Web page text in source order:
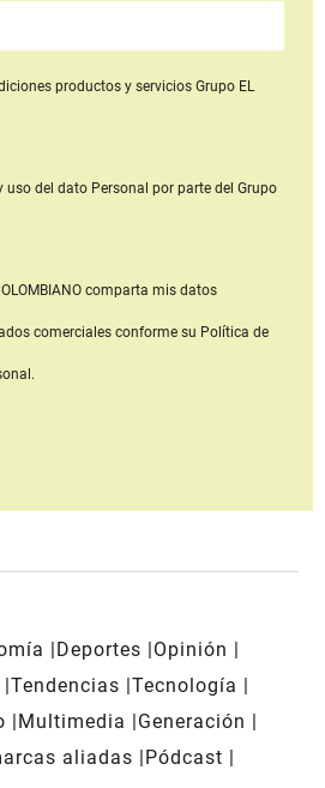
productos y serviciosGrupo EL
uso del dato Personal por parte del Grupo
comparta mis datos
comerciales conforme su Política de
Deportes
Opinión
Tendencias Tecnología
Multimedia
Generación
aliadas
Pódcast